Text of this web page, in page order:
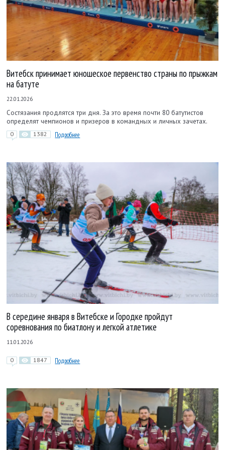
Витебск принимает юношеское первенство страны по прыжкам
на батуте
22.01.2026
Состязания продлятся три дня. За это время почти 80 батутистов
определят чемпионов и призеров в командных и личных зачетах.
0 1382 Подробнее
В середине января в Витебске и Городке пройдут
соревнования по биатлону и легкой атлетике
11.01.2026
0 1847 Подробнее